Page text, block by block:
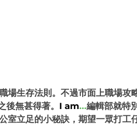
生存法則。不過市面上職場攻略
無甚得著。 I am...編輯部就特
室立足的小秘訣，期望一眾打工